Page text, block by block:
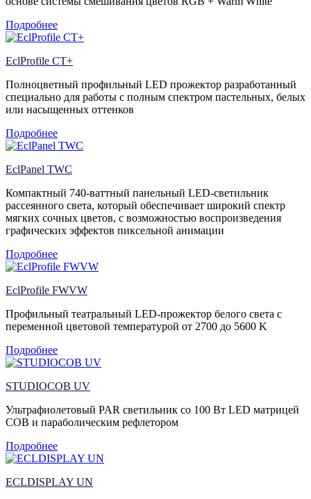
Подробнее
EclProfile CT+
Полноцветный профильный LED прожектор разработанный
специально для работы с полным спектром пастельных, белых
или насыщенных оттенков
Подробнее
EclPanel TWC
Компактный 740-ваттный панельный LED-светильник
рассеянного света, который обеспечивает широкий спектр
мягких сочных цветов, с возможностью воспроизведения
графических эффектов пиксельной анимации
Подробнее
EclProfile FWVW
Профильный театральный LED-прожектор белого света с
переменной цветовой температурой от 2700 до 5600 K
Подробнее
STUDIOCOB UV
Ультрафиолетовый PAR светильник со 100 Вт LED матрицей
COB и параболическим рефлетором
Подробнее
ECLDISPLAY UN